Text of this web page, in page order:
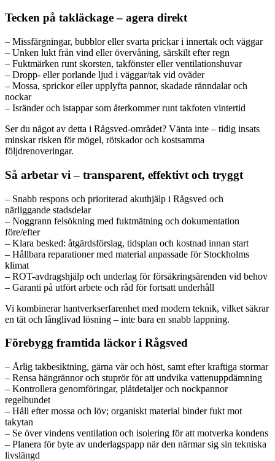
Tecken på takläckage – agera direkt
– Missfärgningar, bubblor eller svarta prickar i innertak och väggar
– Unken lukt från vind eller övervåning, särskilt efter regn
– Fuktmärken runt skorsten, takfönster eller ventilationshuvar
– Dropp- eller porlande ljud i väggar/tak vid oväder
– Mossa, sprickor eller upplyfta pannor, skadade ränndalar och
nockar
– Isränder och istappar som återkommer runt takfoten vintertid
Ser du något av detta i Rågsved-området? Vänta inte – tidig insats
minskar risken för mögel, rötskador och kostsamma
följdrenoveringar.
Så arbetar vi – transparent, effektivt och tryggt
– Snabb respons och prioriterad akuthjälp i Rågsved och
närliggande stadsdelar
– Noggrann felsökning med fuktmätning och dokumentation
före/efter
– Klara besked: åtgärdsförslag, tidsplan och kostnad innan start
– Hållbara reparationer med material anpassade för Stockholms
klimat
– ROT-avdragshjälp och underlag för försäkringsärenden vid behov
– Garanti på utfört arbete och råd för fortsatt underhåll
Vi kombinerar hantverkserfarenhet med modern teknik, vilket säkrar
en tät och långlivad lösning – inte bara en snabb lappning.
Förebygg framtida läckor i Rågsved
– Årlig takbesiktning, gärna vår och höst, samt efter kraftiga stormar
– Rensa hängrännor och stuprör för att undvika vattenuppdämning
– Kontrollera genomföringar, plåtdetaljer och nockpannor
regelbundet
– Håll efter mossa och löv; organiskt material binder fukt mot
takytan
– Se över vindens ventilation och isolering för att motverka kondens
– Planera för byte av underlagspapp när den närmar sig sin tekniska
livslängd